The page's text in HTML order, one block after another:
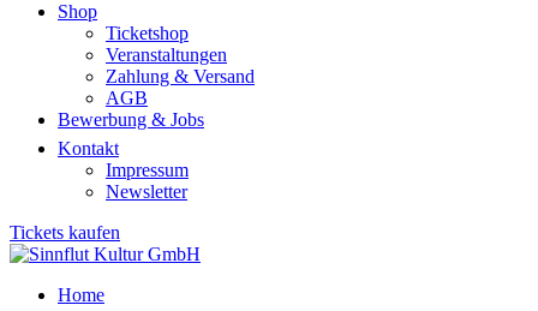
Shop
Ticketshop
Veranstaltungen
Zahlung & Versand
AGB
Bewerbung & Jobs
Kontakt
Impressum
Newsletter
Tickets kaufen
Home